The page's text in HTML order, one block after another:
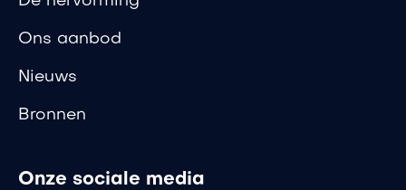
Ons aanbod
Nieuws
Bronnen
Onze sociale media